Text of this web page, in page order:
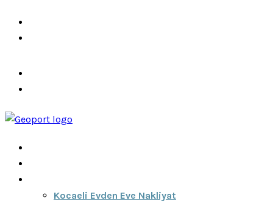
Kocaeli Evden Eve Nakliyat